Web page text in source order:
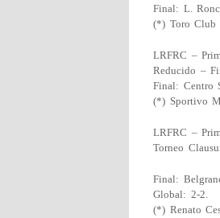
Final: L.
(*) Toro
LRFRC –
Reducido –
Final: Centro
(*) Sportivo
LRFRC –
Torneo
Final:
Global: 2-2.
(*) Renato